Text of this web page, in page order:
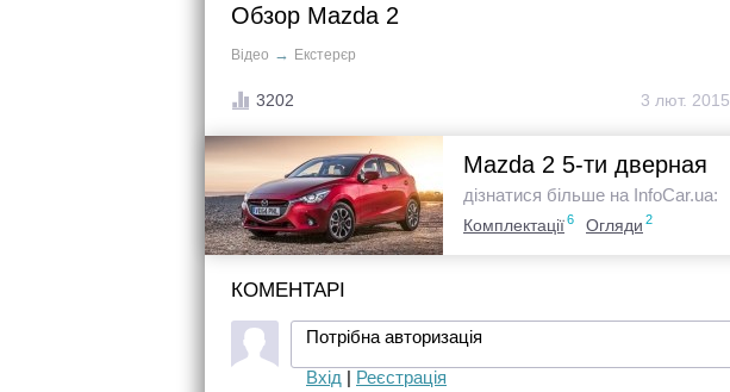
Обзор Mazda 2
Відео → Екстерєр
3202 3 лют. 2015
Mazda 2 5-ти дверная
дізнатися більше на InfoCar.ua:
Комплектації6 Огляди 2
КОМЕНТАРІ
Потрібна авторизація
Вхід | Реєстрація